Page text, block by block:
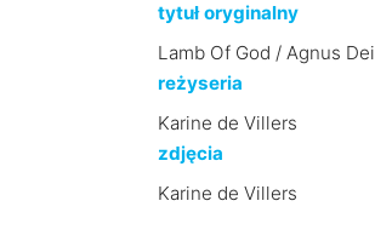
tytuł oryginalny
Lamb Of God / Agnus Dei
reżyseria
Karine de Villers
zdjęcia
Karine de Villers